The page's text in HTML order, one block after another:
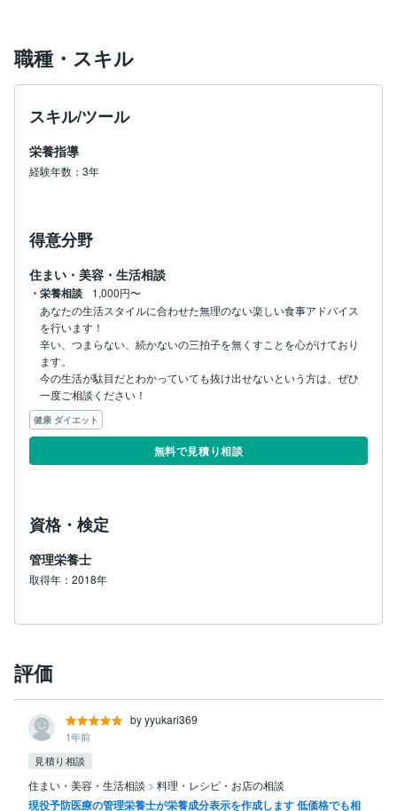
職種・スキル
スキル/ツール
栄養指導
経験年数：3年
得意分野
住まい・美容・生活相談
・栄養相談
1,000円〜
あなたの生活スタイルに合わせた無理のない楽しい食事アドバイス
を行います！
辛い、つまらない、続かないの三拍子を無くすことを心がけており
ます。
今の生活が駄目だとわかっていても抜け出せないという方は、ぜひ
一度ご相談ください！
健康 ダイエット
無料で見積り相談
資格・検定
管理栄養士
取得年：2018年
評価
by yyukari369
1年前
見積り相談
住まい・美容・生活相談 > 料理・レシピ・お店の相談
現役予防医療の管理栄養士が栄養成分表示を作成します 低価格でも相